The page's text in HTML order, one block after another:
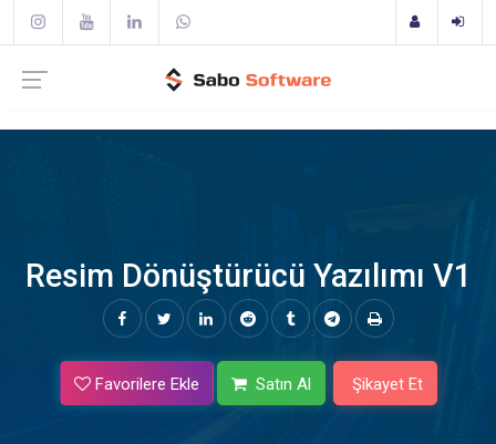
Resim Dönüştürücü Yazılımı V1
Favorilere Ekle Satın Al Şikayet Et